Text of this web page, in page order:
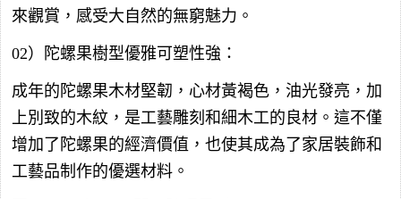
來觀賞，感受大自然的無窮魅力。
02）陀螺果樹型優雅可塑性強：
成年的陀螺果木材堅韌，心材黃褐色，油光發亮，加
上別致的木紋，是工藝雕刻和細木工的良材。這不僅
增加了陀螺果的經濟價值，也使其成為了家居裝飾和
工藝品制作的優選材料。